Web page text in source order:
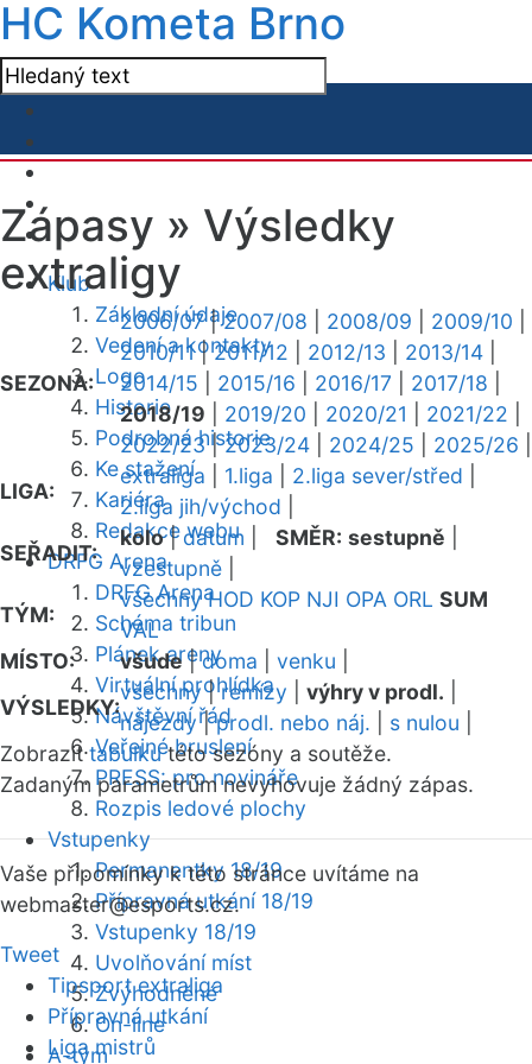
HC Kometa Brno
Klub
Základní údaje
Vedení a kontakty
Logo
Historie
Podrobná historie
Ke stažení
Kariéra
Redakce webu
DRFG Arena
DRFG Arena
Schéma tribun
Plánek areny
Virtuální prohlídka
Návštěvní řád
Veřejné bruslení
PRESS: pro novináře
Rozpis ledové plochy
Vstupenky
Permanentky 18/19
Přípravná utkání 18/19
Vstupenky 18/19
Uvolňování míst
Zvýhodněné
On-line
A-tým
Zápasy » Výsledky
extraligy
SEZONA:
2006/07|2007/08 2008/09 2009/10
2010/11|2011/12 2012/13 2013/14
2014/15
2015/16 2016/17 2017/18
2018/19
2019/20 2020/21 2021/22
2022/23|2023/24 2024/25 2025/26
LIGA:
extraliga 1.liga 2.liga sever/střed
2.liga jih/východ
SEŘADIT:
kolo|datum SMĚR: sestupně
vzestupně
TÝM:
všechny HOD KOP NJI OPA ORL SUM
VAL
MÍSTO:
všude|doma venku
VÝSLEDKY:
všechny|remízy výhry v prodl.
nájezdy|prodl. nebo náj. s nulou
Zobrazittabulkutéto sezóny a soutěže.
Zadaným parametrům nevyhovuje žádný zápas.
Vaše připomínky k této stránce uvítáme na
webmaster@esports.cz.
Tweet
Tipsport extraliga
Přípravná utkání
Liga mistrů